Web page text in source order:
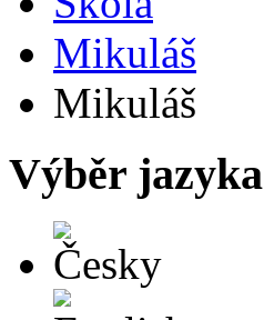
Mikuláš
Mikuláš
Výběr jazyka